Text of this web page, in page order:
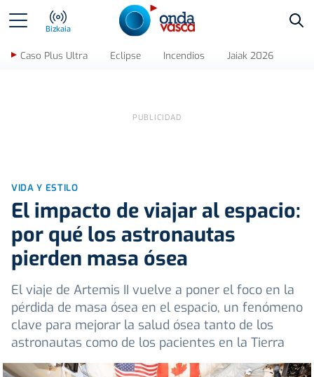
Bizkaia
Caso Plus Ultra Eclipse Incendios Jaiak 2026
VIDA Y ESTILO
El impacto de viajar al espacio:
por qué los astronautas
pierden masa ósea
El viaje de Artemis II vuelve a poner el foco en la
pérdida de masa ósea en el espacio, un fenómeno
clave para mejorar la salud ósea tanto de los
astronautas como de los pacientes en la Tierra